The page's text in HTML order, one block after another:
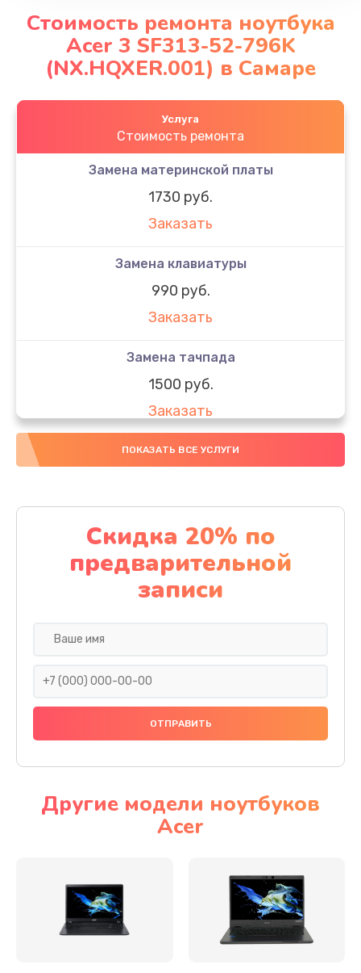
Стоимость ремонта ноутбука
Acer 3 SF313-52-796K
(NX.HQXER.001) в Самаре
Услуга
Стоимость ремонта
Замена материнской платы
1730 руб.
Заказать
Замена клавиатуры
990 руб.
Заказать
Замена тачпада
1500 руб.
Заказать
Замена южного моста
Заказать
Чистка от пыли
1060 руб.
Заказать
Ремонт подсветки
Настройка BIOS
Замена видеочипа
ПОКАЗАТЬ ВСЕ УСЛУГИ
Скидка 20% по
предварительной
записи
Другие модели ноутбуков
Acer